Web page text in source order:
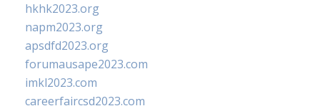
hkhk2023.org
napm2023.org
apsdfd2023.org
forumausape2023.com
imkl2023.com
careerfaircsd2023.com